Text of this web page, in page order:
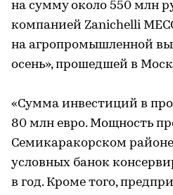
на сумму около 550 млн
компанией Zanichelli
на агропромышленной
осень», прошедшей в
«Сумма инвестиций в
80 млн евро. Мощность
Семикаракорском
условных банок
в год. Кроме того,